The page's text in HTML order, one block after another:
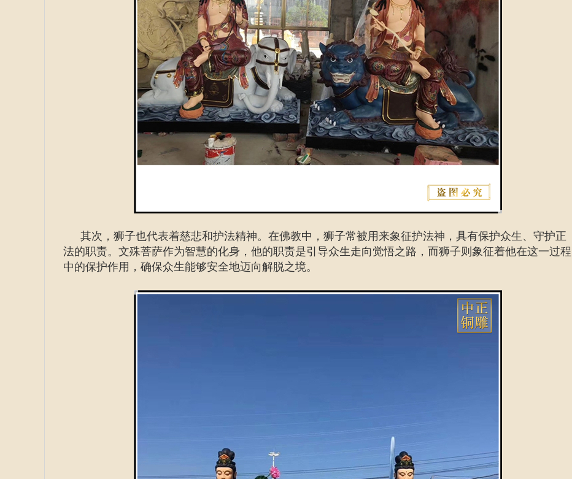
其次，狮子也代表着慈悲和护法精神。在佛教中，狮子常被用来象征护法神，具有保护众生、守护正
法的职责。文殊菩萨作为智慧的化身，他的职责是引导众生走向觉悟之路，而狮子则象征着他在这一过程
中的保护作用，确保众生能够安全地迈向解脱之境。